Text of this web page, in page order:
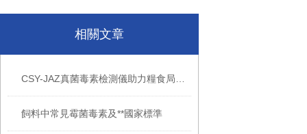
相關文章
飼料中常見霉菌毒素及**國家標準